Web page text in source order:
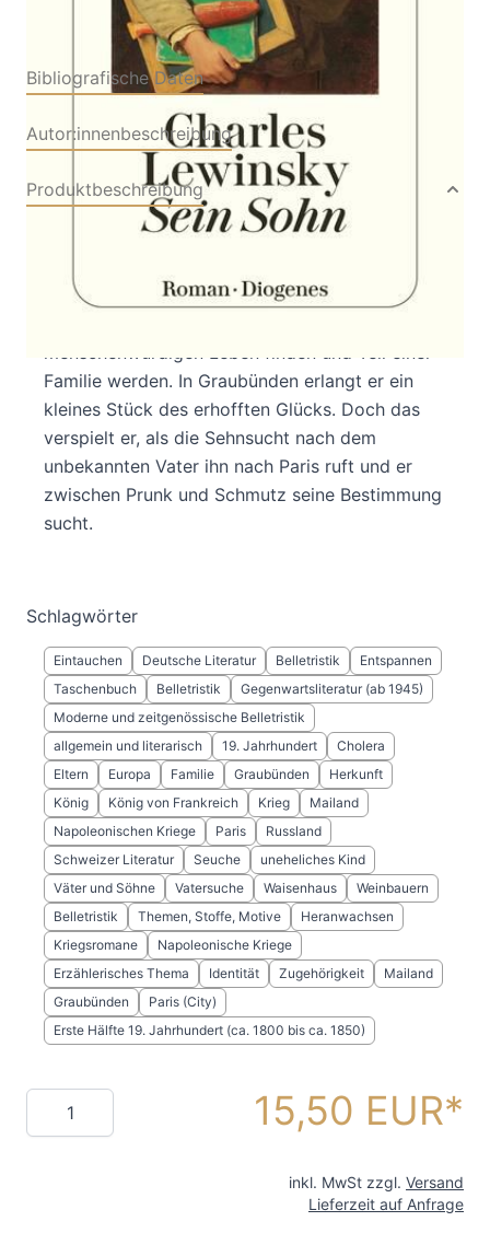
Bibliografische Daten
Autor:innenbeschreibung
Produktbeschreibung
Louis Chabos wächst in einem Kinderheim in
Russlandfeldzug den Krieg kennengelernt hat,
menschenwürdigen Leben finden und Teil einer
Familie werden. In Graubünden erlangt er ein
kleines Stück des erhofften Glücks. Doch das
verspielt er, als die Sehnsucht nach dem
unbekannten Vater ihn nach Paris ruft und er
zwischen Prunk und Schmutz seine Bestimmung
sucht.
Schlagwörter
Eintauchen Deutsche Literatur Belletristik
Entspannen
Taschenbuch
Belletristik
Gegenwartsliteratur (ab 1945)
Moderne und zeitgenössische Belletristik
allgemein und literarisch
19. Jahrhundert
Cholera
Eltern
Europa Familie Graubünden
Herkunft
König
König von Frankreich Krieg
Mailand
Napoleonischen Kriege
Paris
Russland
Schweizer Literatur
Seuche
uneheliches Kind
Väter und Söhne
Vatersuche Waisenhaus
Weinbauern
Belletristik
Themen, Stoffe, Motive
Heranwachsen
Kriegsromane
Napoleonische Kriege
Erzählerisches Thema
Identität Zugehörigkeit
Mailand
Graubünden
Paris (City)
Erste Hälfte 19. Jahrhundert (ca. 1800 bis ca. 1850)
Menge 15,50 EUR
inkl. MwSt zzgl. Versand
Lieferzeit auf Anfrage